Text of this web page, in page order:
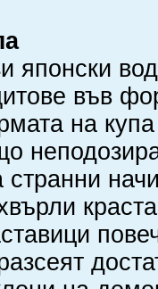
японски
във
на купа
странни